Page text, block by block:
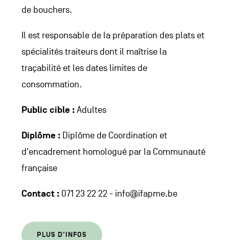
de bouchers.
Il est responsable de la préparation des plats et
spécialités traiteurs dont il maîtrise la
traçabilité et les dates limites de
consommation.
Public cible :Adultes
Diplôme : Diplôme de Coordination et
d'encadrement homologué par la Communauté
française
Contact :071 23 22 22 - info@ifapme.be
PLUS D'INFOS